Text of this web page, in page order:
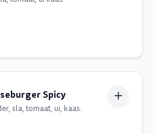
Spicy
sla, tomaat, ui, kaas.